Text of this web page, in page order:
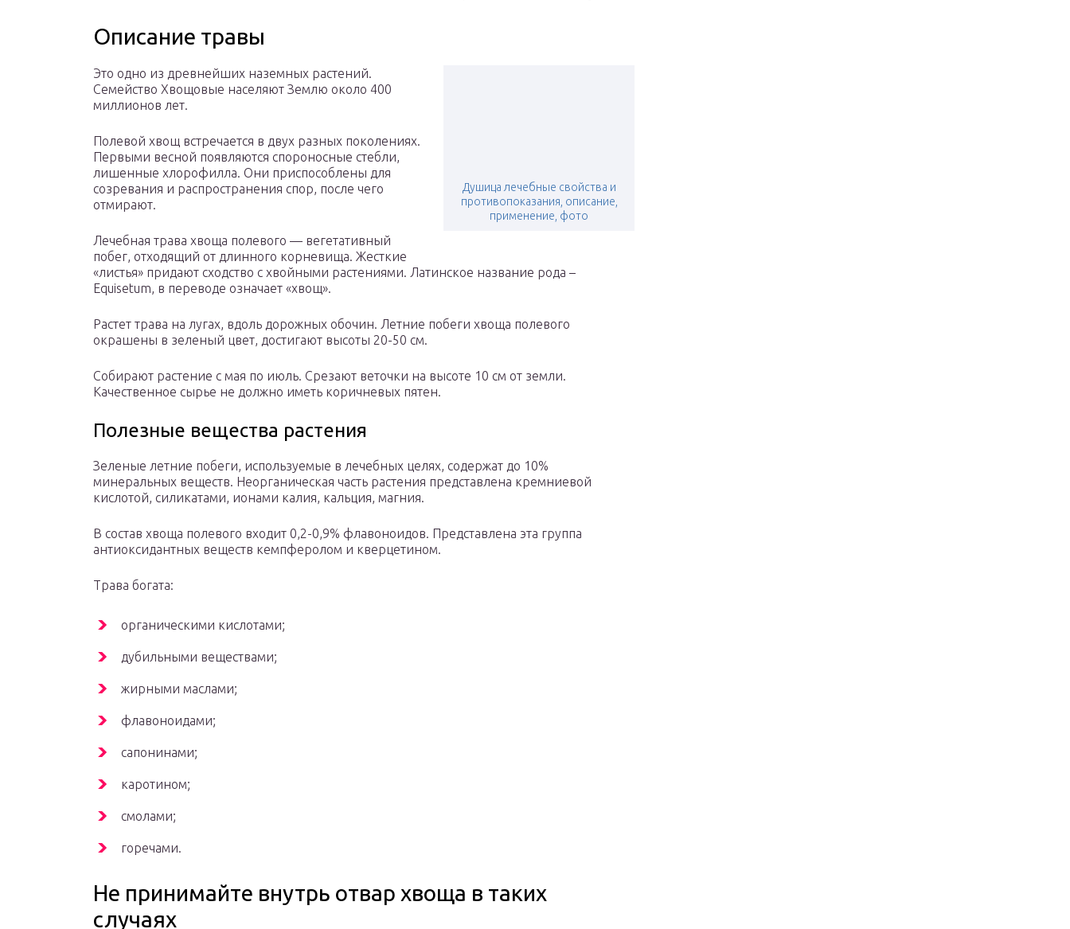
Описание травы
Душица лечебные свойства и
противопоказания, описание,
применение, фото
Это одно из древнейших наземных растений.
Семейство Хвощовые населяют Землю около 400
миллионов лет.
Полевой хвощ встречается в двух разных поколениях.
Первыми весной появляются спороносные стебли,
лишенные хлорофилла. Они приспособлены для
созревания и распространения спор, после чего
отмирают.
Лечебная трава хвоща полевого — вегетативный
побег, отходящий от длинного корневища. Жесткие
«листья» придают сходство с хвойными растениями. Латинское название рода –
Equisetum, в переводе означает «хвощ».
Растет трава на лугах, вдоль дорожных обочин. Летние побеги хвоща полевого
окрашены в зеленый цвет, достигают высоты 20-50 см.
Собирают растение с мая по июль. Срезают веточки на высоте 10 см от земли.
Качественное сырье не должно иметь коричневых пятен.
Полезные вещества растения
Зеленые летние побеги, используемые в лечебных целях, содержат до 10%
минеральных веществ. Неорганическая часть растения представлена кремниевой
кислотой, силикатами, ионами калия, кальция, магния.
В состав хвоща полевого входит 0,2-0,9% флавоноидов. Представлена эта группа
антиоксидантных веществ кемпферолом и кверцетином.
Трава богата:
органическими кислотами;
дубильными веществами;
жирными маслами;
флавоноидами;
сапонинами;
каротином;
смолами;
горечами.
Не принимайте внутрь отвар хвоща в таких
случаях